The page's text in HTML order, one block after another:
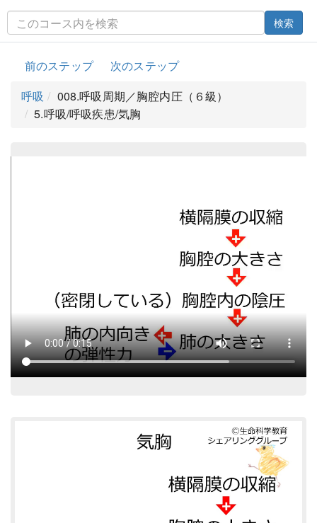
検索
前のステップ
次のステップ
呼吸
008.呼吸周期／胸腔内圧（６級）
5.呼吸/呼吸疾患/気胸